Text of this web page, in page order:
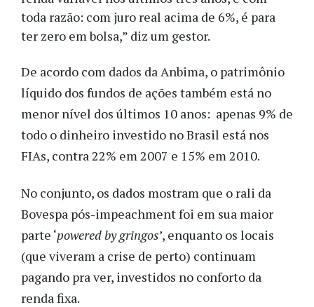
toda razão: com juro real acima de 6%, é para
ter zero em bolsa,” diz um gestor.
De acordo com dados da Anbima, o patrimônio
líquido dos fundos de ações também está no
menor nível dos últimos 10 anos: apenas 9% de
todo o dinheiro investido no Brasil está nos
FIAs, contra 22% em 2007 e 15% em 2010.
No conjunto, os dados mostram que o rali da
Bovespa pós-impeachment foi em sua maior
parte ‘powered by gringos’, enquanto os locais
(que viveram a crise de perto) continuam
pagando pra ver, investidos no conforto da
renda fixa.